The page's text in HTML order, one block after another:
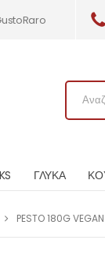
ΓΛΥΚΑ
PESTO 180G VEGAN